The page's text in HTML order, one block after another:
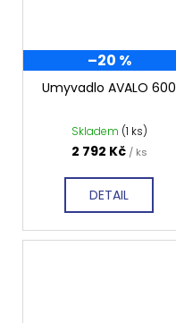
–20 %
Umyvadlo AVALO 600
Skladem (1 ks)
2 792 Kč / ks
DETAIL